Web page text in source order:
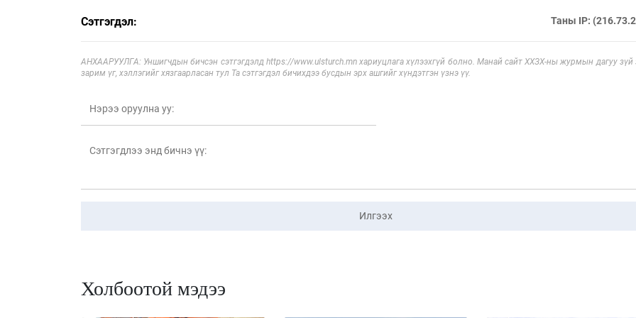
Сэтгэгдэл: Таны IP:
АНХААРУУЛГА: Уншигчдын бичсэн сэтгэгдэлд https://www.ulsturch.mn хариуцлага хүлээхгүй болно. Манай сайт ХХЗХ-ны журмын дагуу зүй
зарим үг, хэллэгийг хязгаарласан тул Та сэтгэгдэл бичихдээ бусдын эрх ашгийг хүндэтгэн үзнэ үү.
Илгээх
Холбоотой мэдээ